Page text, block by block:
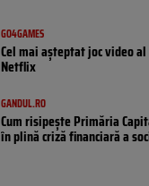
GO4GAMES
Cel mai așteptat joc video
Netflix
GANDUL.RO
Cum risipește Primăria
în plină criză financiară a